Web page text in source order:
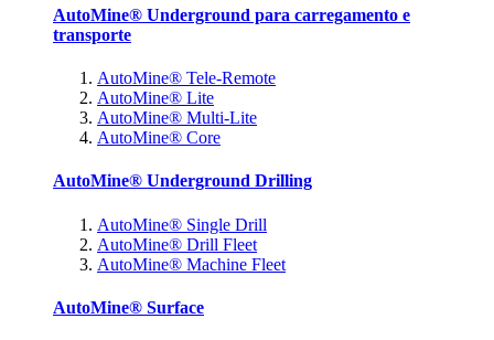
AutoMine® Underground para carregamento e
transporte
AutoMine® Tele-Remote
AutoMine® Lite
AutoMine® Multi-Lite
AutoMine® Core
AutoMine® Underground Drilling
AutoMine® Single Drill
AutoMine® Drill Fleet
AutoMine® Machine Fleet
AutoMine® Surface